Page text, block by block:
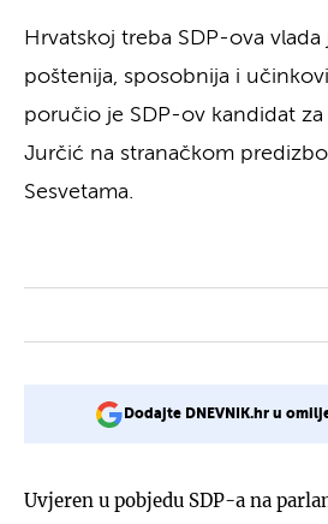
Hrvatskoj treba SDP-ova
poštenija, sposobnija i
poručio je SDP-ov kandidat
Jurčić na stranačkom
Sesvetama.
Dodajte DNEVNIK.hr u
Uvjeren u pobjedu SDP-a na